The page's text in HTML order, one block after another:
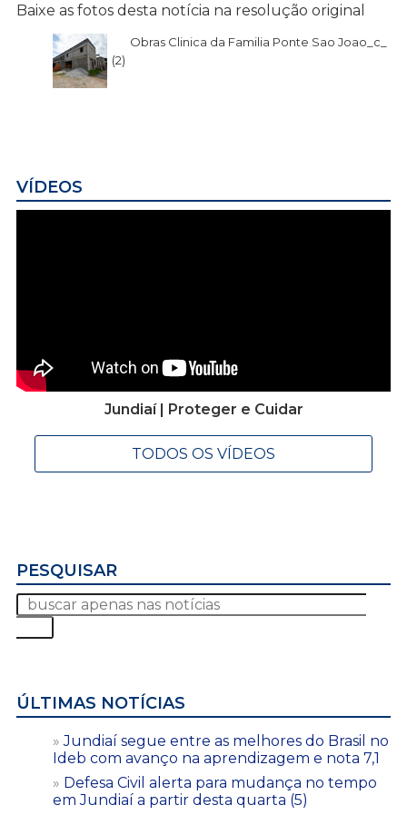
Baixe as fotos desta notícia na resolução original
Obras Clinica da Familia Ponte Sao Joao_c_
(2)
VÍDEOS
Jundiaí | Proteger e Cuidar
TODOS OS VÍDEOS
PESQUISAR
ÚLTIMAS NOTÍCIAS
Jundiaí segue entre as melhores do Brasil no
Ideb com avanço na aprendizagem e nota 7,1
Defesa Civil alerta para mudança no tempo
em Jundiaí a partir desta quarta (5)